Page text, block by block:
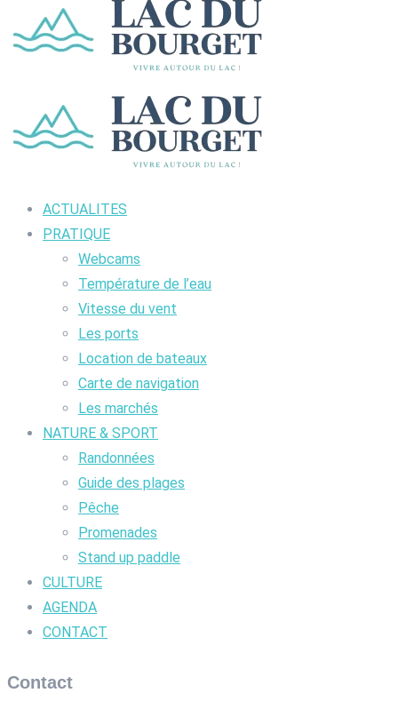
ACTUALITES
PRATIQUE
Webcams
Température de l’eau
Vitesse du vent
Les ports
Location de bateaux
Carte de navigation
Les marchés
NATURE & SPORT
Randonnées
Guide des plages
Pêche
Promenades
Stand up paddle
CULTURE
AGENDA
CONTACT
Contact